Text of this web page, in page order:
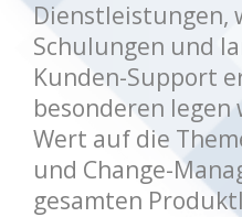
Dienstleistungen,
Schulungen und
Kunden-Support
besonderen legen
Wert auf die
und Change-
gesamten